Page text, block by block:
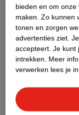
Een zonnespray die
smeren wanneer je
Gevoelige Huid
Zonnebrand
bieden en om
maken. Zo kunnen
tonen en zorgen
advertenties ziet.
accepteert. Je kunt
intrekken.
Meer
verwerken lees je